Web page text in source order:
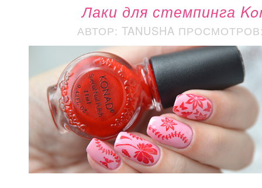
Лаки для стемпинга
АВТОР: TANUSHA